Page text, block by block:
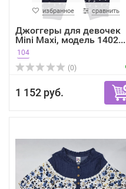
избранное сравнить
Джоггеры для девочек
Mini Maxi, модель 1402...
104
(0)
1 152 руб.